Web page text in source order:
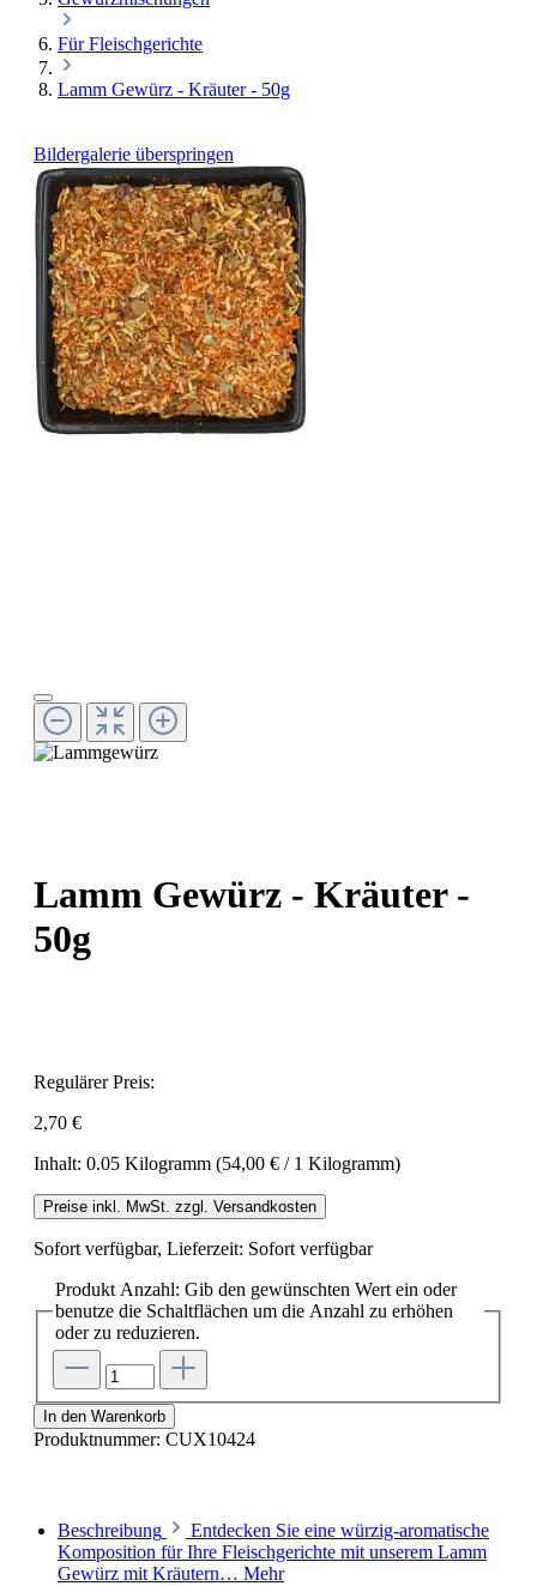
Für Fleischgerichte
Lamm Gewürz - Kräuter - 50g
Bildergalerie überspringen
Lamm Gewürz - Kräuter -
50g
Regulärer Preis:
2,70 €
Inhalt: 0.05 Kilogramm (54,00 € / 1 Kilogramm)
Preise inkl. MwSt. zzgl. Versandkosten
Sofort verfügbar, Lieferzeit: Sofort verfügbar
Produkt Anzahl: Gib den gewünschten Wert ein oder
benutze die Schaltflächen um die Anzahl zu erhöhen
oder zu reduzieren.
In den Warenkorb
Produktnummer: CUX10424
Beschreibung
Entdecken Sie eine würzig-aromatische
Komposition für Ihre Fleischgerichte mit unserem Lamm
Gewürz mit Kräutern… Mehr